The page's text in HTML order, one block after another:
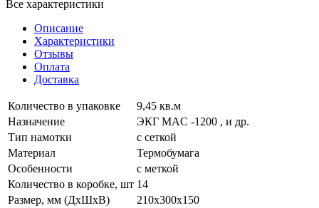
Все характеристики
Описание
Характеристики
Отзывы
Оплата
Доставка
Количество в упаковке
9,45 кв.м
Назначение
ЭКГ MAC -1200 , и др.
Тип намотки
с сеткой
Материал
Термобумага
Особенности
с меткой
Количество в коробке, шт 14
Размер, мм (ДxШxВ)
210х300х150